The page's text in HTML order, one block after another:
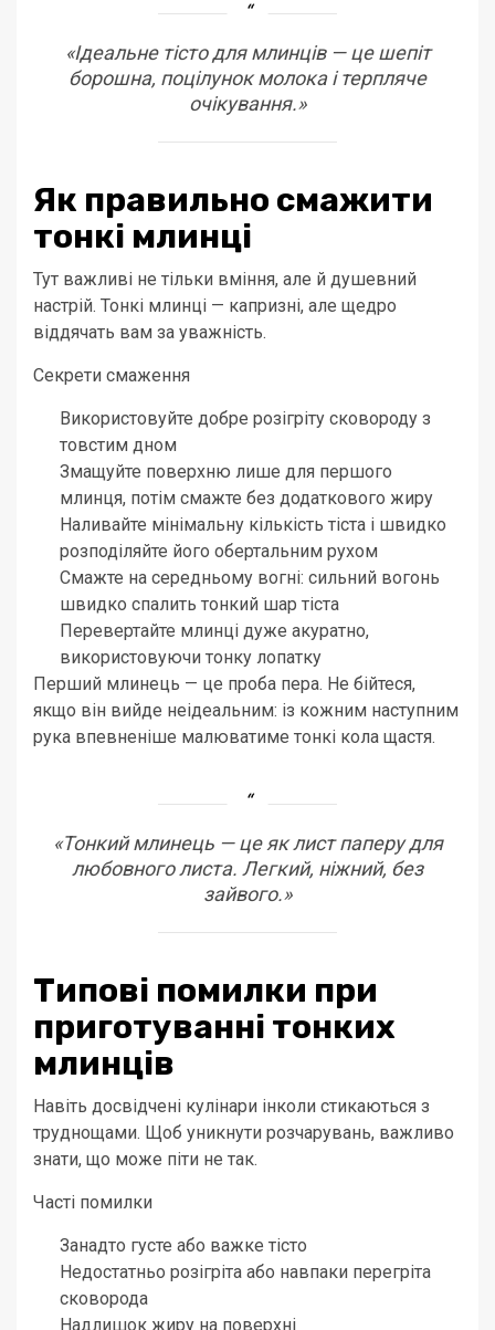
«Ідеальне тісто для млинців — це шепіт
борошна, поцілунок молока і терпляче
очікування.»
Як правильно смажити
тонкі млинці
Тут важливі не тільки вміння, але й душевний
настрій. Тонкі млинці — капризні, але щедро
віддячать вам за уважність.
Секрети смаження
Використовуйте добре розігріту сковороду з
товстим дном
Змащуйте поверхню лише для першого
млинця, потім смажте без додаткового жиру
Наливайте мінімальну кількість тіста і швидко
розподіляйте його обертальним рухом
Смажте на середньому вогні: сильний вогонь
швидко спалить тонкий шар тіста
Перевертайте млинці дуже акуратно,
використовуючи тонку лопатку
Перший млинець — це проба пера. Не бійтеся,
якщо він вийде неідеальним: із кожним наступним
рука впевненіше малюватиме тонкі кола щастя.
«Тонкий млинець — це як лист паперу для
любовного листа. Легкий, ніжний, без
зайвого.»
Типові помилки при
приготуванні тонких
млинців
Навіть досвідчені кулінари інколи стикаються з
труднощами. Щоб уникнути розчарувань, важливо
знати, що може піти не так.
Часті помилки
Занадто густе або важке тісто
Недостатньо розігріта або навпаки перегріта
сковорода
Надлишок жиру на поверхні